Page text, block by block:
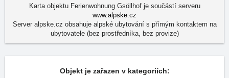
Karta objektu Ferienwohnung Gsöllhof je součástí serveru
www.alpske.cz
Server alpske.cz obsahuje alpské ubytování s přímým kontaktem na
ubytovatele (bez prostředníka, bez provize)
Objekt je zařazen v kategoriích: